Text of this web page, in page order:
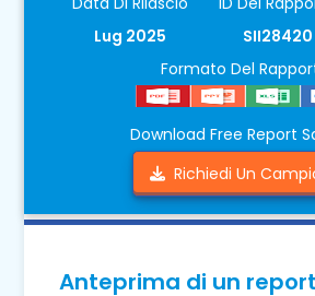
Lug 2025
SII28420
Formato Del
Download Free Report
Richiedi Un
Anteprima di un report